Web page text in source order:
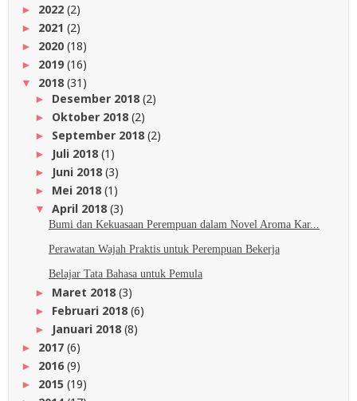
► 2022 (2)
► 2021 (2)
► 2020 (18)
► 2019(16)
▼ 2018 (31)
► Desember 2018 (2)
► Oktober 2018 (2)
► September 2018 (2)
► Juli 2018 (1)
► Juni 2018 (3)
► Mei 2018 (1)
▼ April 2018 (3)
Bumi dan Kekuasaan Perempuan dalam Novel Aroma Kar...
Perawatan Wajah Praktis untuk Perempuan Bekerja
Belajar Tata Bahasa untuk Pemula
► Maret 2018 (3)
► Februari 2018 (6)
► Januari 2018 (8)
► 2017 (6)
► 2016(9)
► 2015 (19)